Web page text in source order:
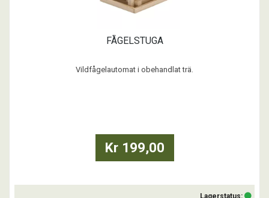
FÅGELSTUGA
Vildfågelautomat i obehandlat trä.
Kr 199,00